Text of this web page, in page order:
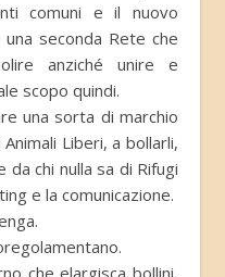
comuni e il nuovo
seconda Rete che
anziché unire e
scopo quindi.
una sorta di marchio
Liberi, a bollarli,
chi nulla sa di Rifugi
e la comunicazione.
che elargisca bollini,